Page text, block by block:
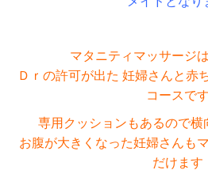
マタニティマッサージ
Ｄｒの許可が出た 妊婦さんと赤
コースです
専用クッションもあるので横
お腹が大きくなった妊婦さんも
だけます